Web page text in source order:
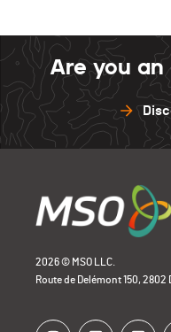
Are you
2026 © MSO LLC.
Route de Delémont 150, 2802